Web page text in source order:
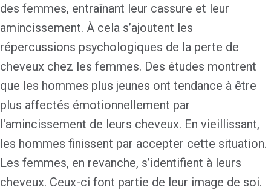
des femmes, entraînant leur cassure et leur
amincissement. À cela s’ajoutent les
répercussions psychologiques de la perte de
cheveux chez les femmes. Des études montrent
que les hommes plus jeunes ont tendance à être
plus affectés émotionnellement par
l'amincissement de leurs cheveux. En vieillissant,
les hommes finissent par accepter cette situation.
Les femmes, en revanche, s’identifient à leurs
cheveux. Ceux-ci font partie de leur image de soi.